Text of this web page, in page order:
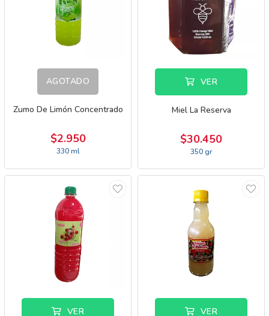
AGOTADO
Zumo De Limón Concentrado
$2.950
330 ml
VER
Miel La Reserva
$30.450
350 gr
VER VER